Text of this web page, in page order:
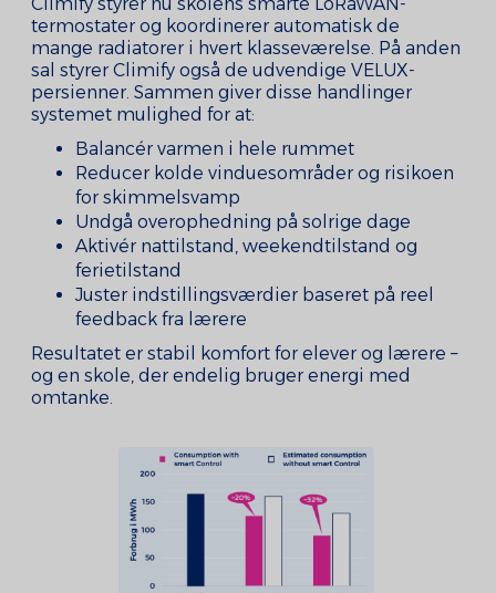
termostater og koordinerer automatisk de
mange radiatorer i hvert klasseværelse. På anden
sal styrer Climify også de udvendige VELUX-
persienner. Sammen giver disse handlinger
systemet mulighed for at:
Balancér varmen i hele rummet
Reducer kolde vinduesområder og risikoen
for skimmelsvamp
Undgå overophedning på solrige dage
Aktivér nattilstand, weekendtilstand og
ferietilstand
Juster indstillingsværdier baseret på reel
feedback fra lærere
Resultatet er stabil komfort for elever og lærere –
og en skole, der endelig bruger energi med
omtanke.